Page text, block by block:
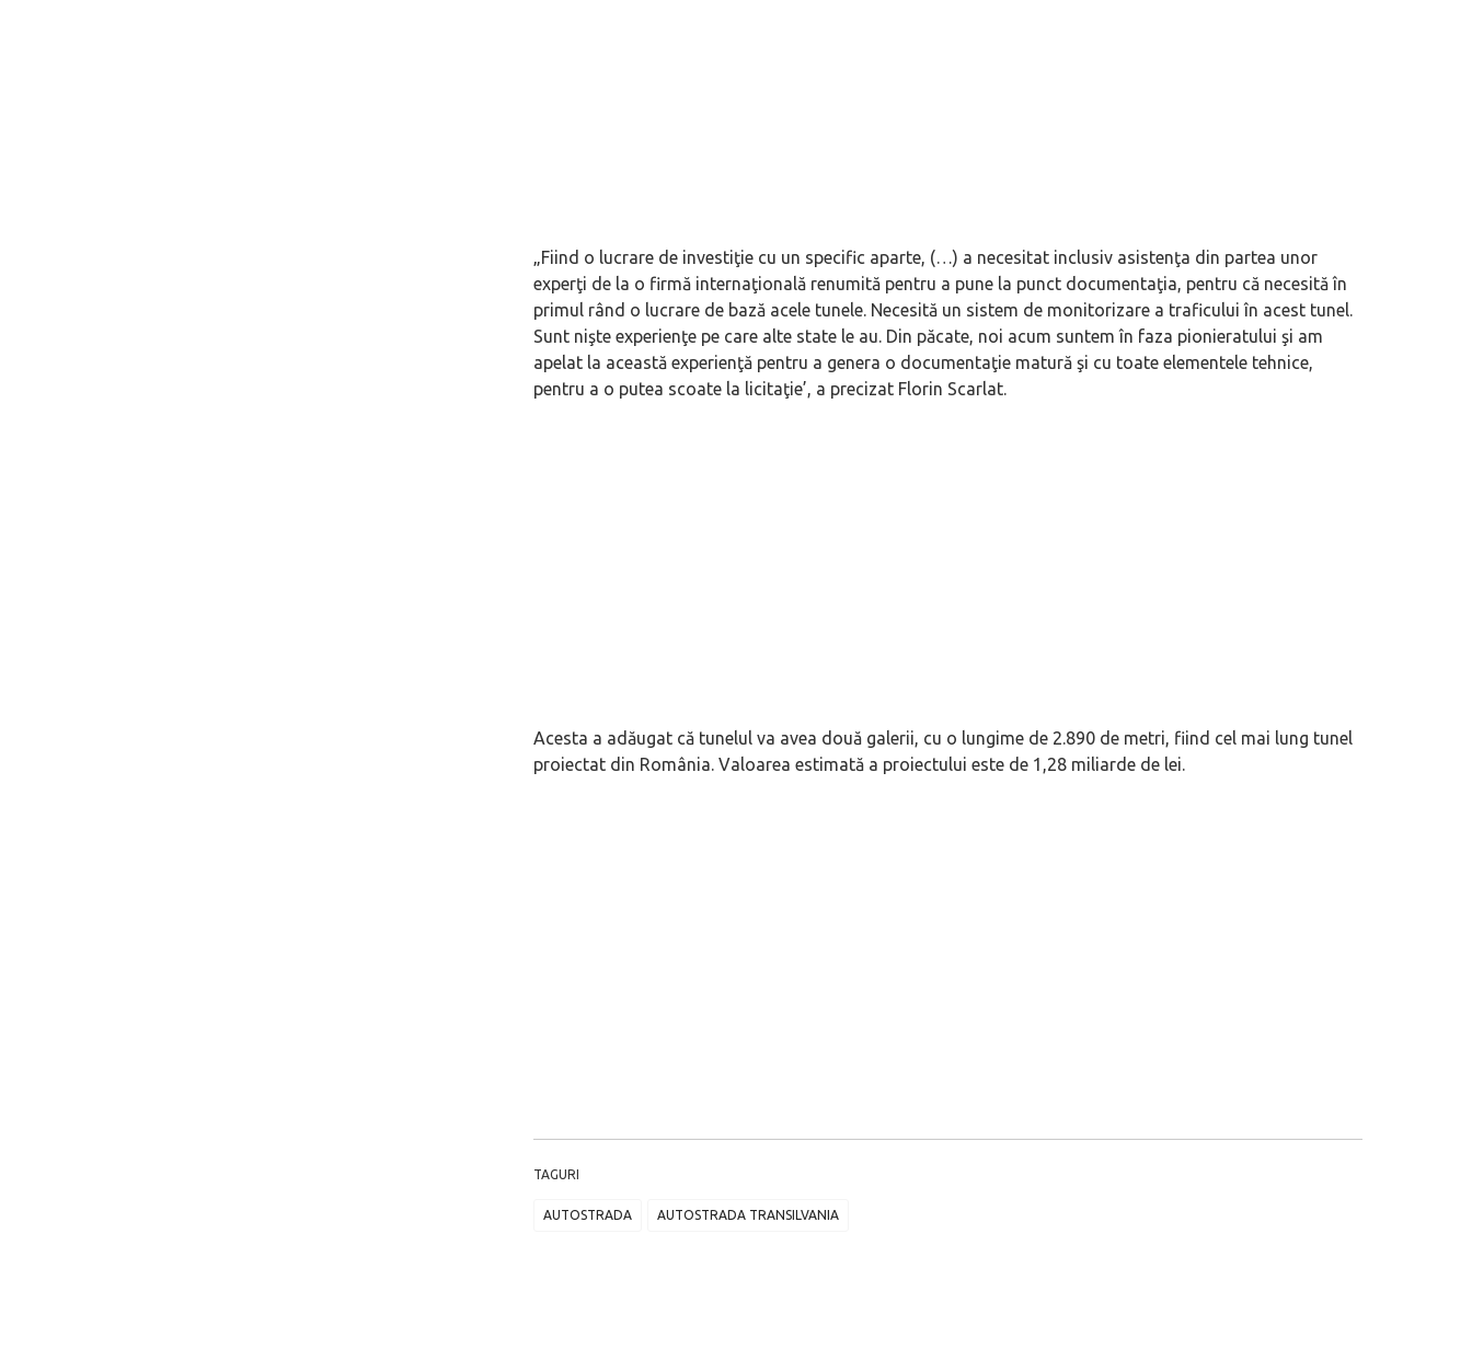
„Fiind o lucrare de investiţie cu un specific aparte, (…) a necesitat inclusiv asistenţa din partea unor
experţi de la o firmă internaţională renumită pentru a pune la punct documentaţia, pentru că necesită în
primul rând o lucrare de bază acele tunele. Necesită un sistem de monitorizare a traficului în acest tunel.
Sunt nişte experienţe pe care alte state le au. Din păcate, noi acum suntem în faza pionieratului şi am
apelat la această experienţă pentru a genera o documentaţie matură şi cu toate elementele tehnice,
pentru a o putea scoate la licitaţie’, a precizat Florin Scarlat.
Acesta a adăugat că tunelul va avea două galerii, cu o lungime de 2.890 de metri, fiind cel mai lung tunel
proiectat din România. Valoarea estimată a proiectului este de 1,28 miliarde de lei.
TAGURI
AUTOSTRADA AUTOSTRADA TRANSILVANIA